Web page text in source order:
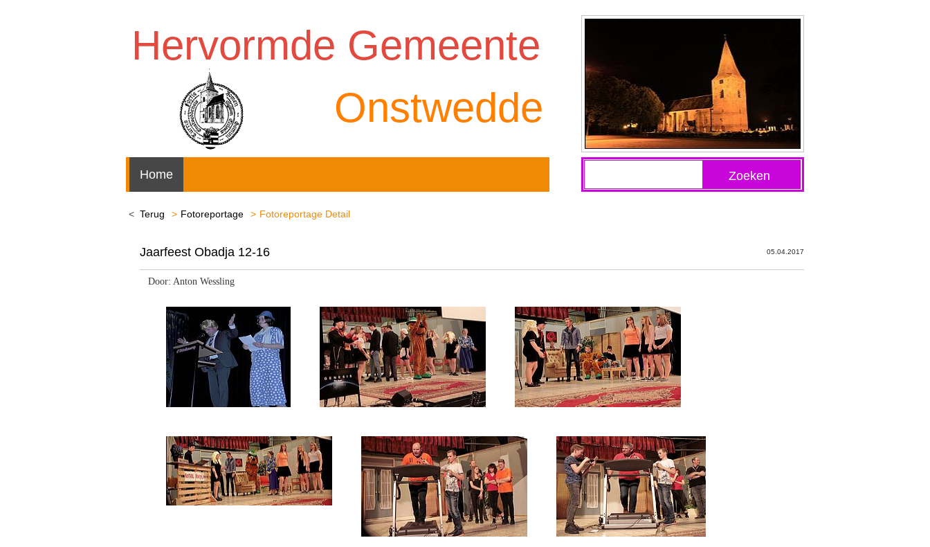
Hervormde Gemeente
Onstwedde
Zoeken
Home
Terug Fotoreportage Fotoreportage Detail
05.04.2017
Jaarfeest Obadja 12-16
Door: Anton Wessling